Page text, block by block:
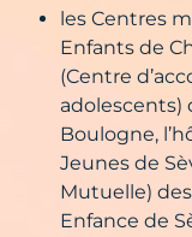
les Centres
Enfants de
(Centre
adolescents)
Boulogne,
Jeunes de
Mutuelle)
Enfance de